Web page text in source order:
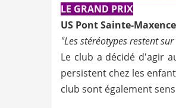
LE GRAND PRIX
US Pont Sainte-
"Les stéréotypes restent
Le club a décidé d'agir
persistent chez les
club sont également